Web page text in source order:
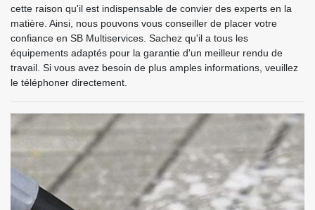
cette raison qu'il est indispensable de convier des experts en la
matière. Ainsi, nous pouvons vous conseiller de placer votre
confiance en SB Multiservices. Sachez qu'il a tous les
équipements adaptés pour la garantie d'un meilleur rendu de
travail. Si vous avez besoin de plus amples informations, veuillez
le téléphoner directement.